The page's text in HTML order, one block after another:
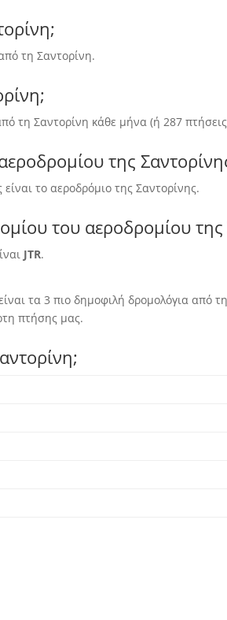
τη Σαντορίνη.
τη Σαντορίνη κάθε μήνα (ή 287
της
το αεροδρόμιο της Σαντορίνης.
του αεροδρομίου
JTR.
τα 3 πιο δημοφιλή δρομολόγια από
πτήσης μας.